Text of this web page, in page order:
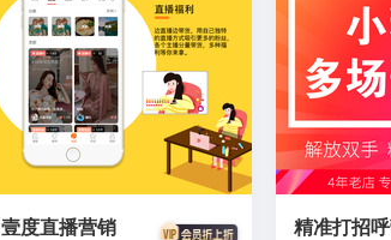
壹度直播营销